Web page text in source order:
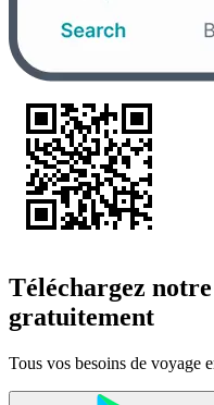
Téléchargez
gratuitement
Tous vos besoins de voyage